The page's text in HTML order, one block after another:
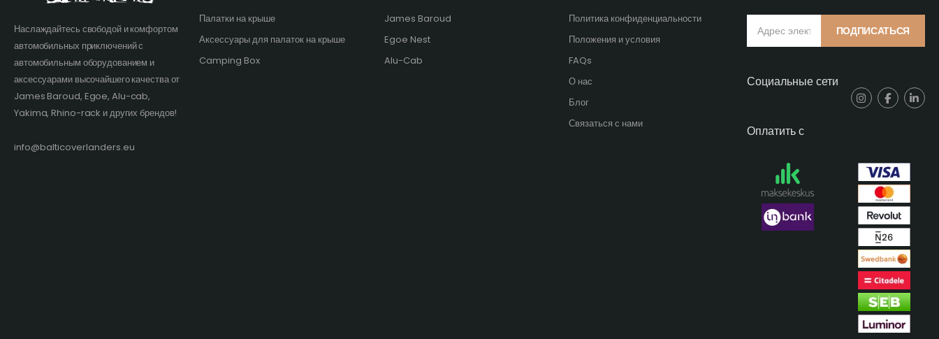
Наслаждайтесь свободой и комфортом
автомобильных приключений с
автомобильным оборудованием и
аксессуарами высочайшего качества от
James Baroud, Egoe, Alu-cab,
Yakima, Rhino-rack и других брендов!​
info@balticoverlanders.eu
Палатки на крыше
Аксессуары для палаток на крыше
Camping Box
James Baroud
Egoe Nest
Alu-Cab
Политика конфиденциальности
Положения и условия
FAQs
О нас
Блог
Связаться с нами
ПОДПИСАТЬСЯ
Социальные сети
Оплатить с